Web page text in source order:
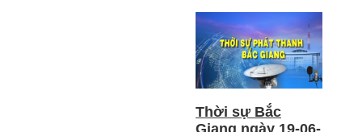
Thời sự Bắc
Giang ngày 19-06-